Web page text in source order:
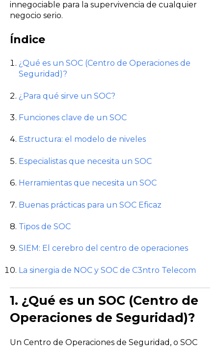
innegociable para la supervivencia de cualquier
negocio serio.
Índice
¿Qué es un SOC (Centro de Operaciones de
Seguridad)?
¿Para qué sirve un SOC?
Funciones clave de un SOC
Estructura: el modelo de niveles
Especialistas que necesita un SOC
Herramientas que necesita un SOC
Buenas prácticas para un SOC Eficaz
Tipos de SOC
SIEM: El cerebro del centro de operaciones
La sinergia de NOC y SOC de C3ntro Telecom
1. ¿Qué es un SOC (Centro de
Operaciones de Seguridad)?
Un Centro de Operaciones de Seguridad, o SOC